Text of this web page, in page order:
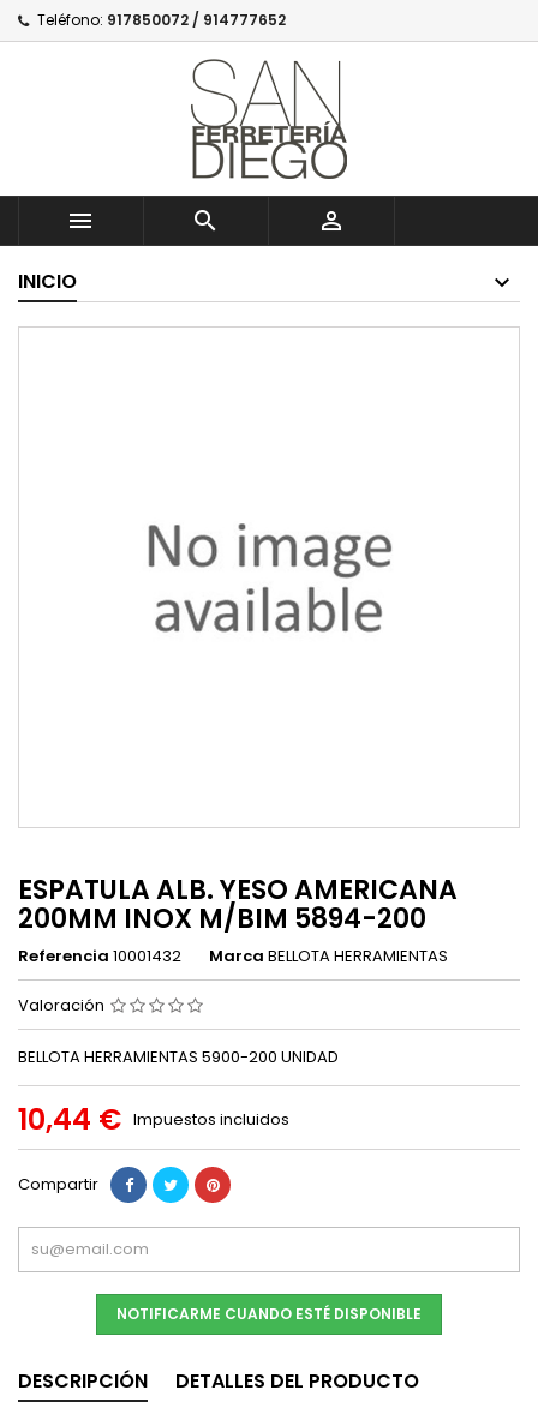
Teléfono: 917850072 / 914777652
  
INICIO
ESPATULA ALB. YESO AMERICANA
200MM INOX M/BIM 5894-200
Referencia 10001432 Marca BELLOTA HERRAMIENTAS
Valoración
BELLOTA HERRAMIENTAS 5900-200 UNIDAD
10,44 € Impuestos incluidos
Compartir
NOTIFICARME CUANDO ESTÉ DISPONIBLE
DESCRIPCIÓN
DETALLES DEL PRODUCTO